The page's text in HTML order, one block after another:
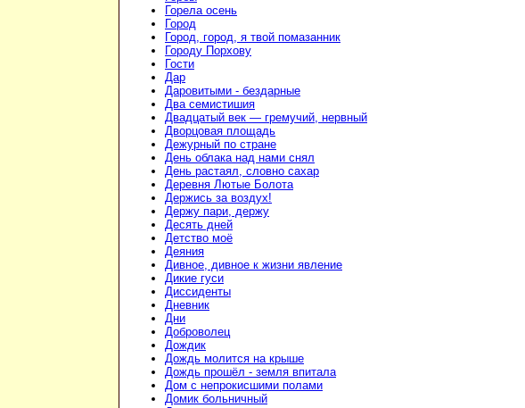
Горела осень
Город
Город, город, я твой помазанник
Городу Порхову
Гости
Дар
Даровитыми - бездарные
Два семистишия
Двадцатый век — гремучий, нервный
Дворцовая площадь
Дежурный по стране
День облака над нами снял
День растаял, словно сахар
Деревня Лютые Болота
Держись за воздух!
Держу пари, держу
Десять дней
Детство моё
Деяния
Дивное, дивное к жизни явление
Дикие гуси
Диссиденты
Дневник
Дни
Доброволец
Дождик
Дождь молится на крыше
Дождь прошёл - земля впитала
Дом с непрокисшими полами
Домик больничный